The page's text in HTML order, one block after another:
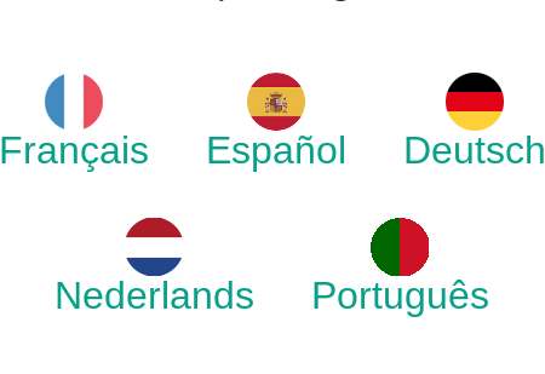
Français Español Deutsch
Nederlands Português